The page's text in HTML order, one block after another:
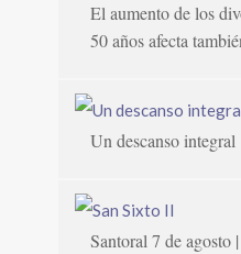
El aumento de los
50 años afecta
Un descanso integral
Santoral 7 de agosto